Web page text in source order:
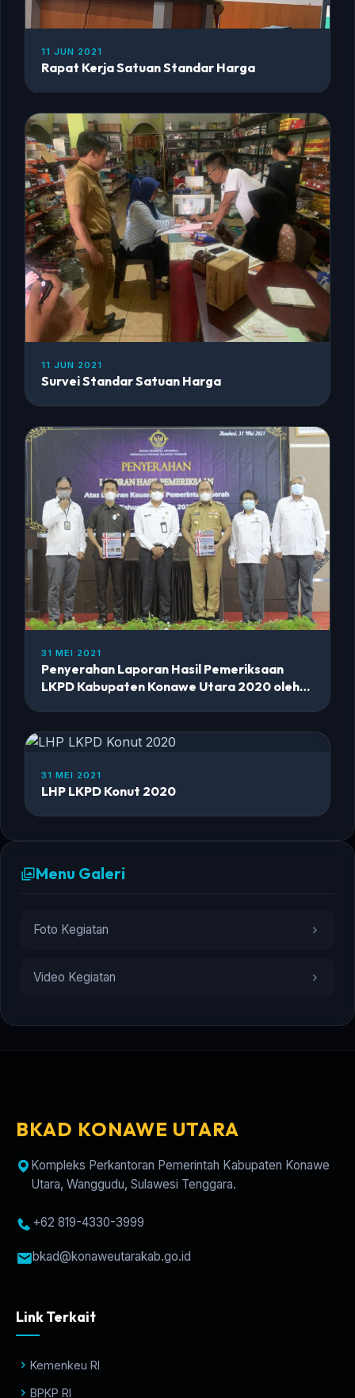
Menu Galeri
Foto Kegiatan
Video Kegiatan
11 JUN 2021
Rapat Kerja Satuan Standar Harga
11 JUN 2021
Survei Standar Satuan Harga
31 MEI 2021
Penyerahan Laporan Hasil Pemeriksaan
LKPD Kabupaten Konawe Utara 2020 oleh
31 MEI 2021
LHP LKPD Konut 2020
BKAD KONAWE UTARA
Kompleks Perkantoran Pemerintah Kabupaten Konawe
Utara, Wanggudu, Sulawesi Tenggara.
+62 819-4330-3999
bkad@konaweutarakab.go.id
Link Terkait
Kemenkeu RI
BPKP RI